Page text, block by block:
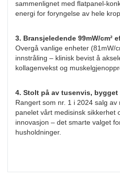
sammenlignet med flatpanel-
energi for foryngelse av hele
3. Bransjeledende 99mW/cm²
Overgå vanlige enheter (81mW/
innstråling – klinisk bevist å
kollagenvekst og
4. Stolt på av tusenvis,
Rangert som nr. 1 i 2024 salg
panelet vårt medisinsk sikkerhet
innovasjon – det smarte valget
husholdninger.